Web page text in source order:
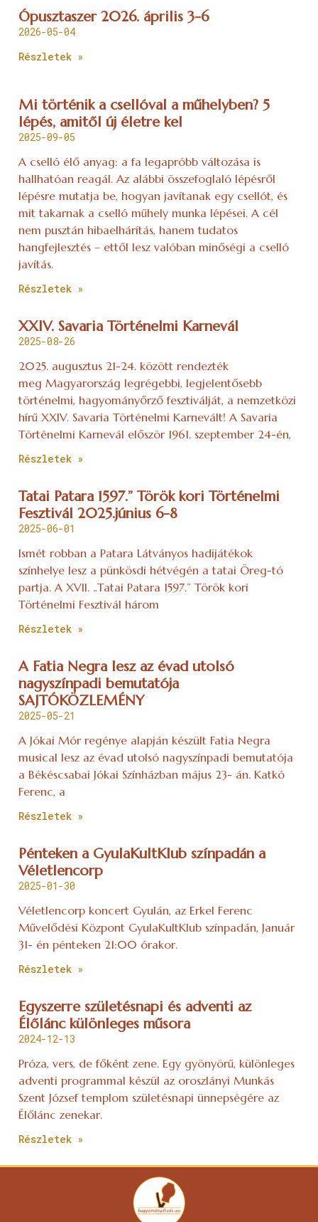
Ópusztaszer 2026. április 3-6
2026-05-04
Részletek »
Mi történik a csellóval a műhelyben? 5
lépés, amitől új életre kel
2025-09-05
A cselló élő anyag: a fa legapróbb változása is
hallhatóan reagál. Az alábbi összefoglaló lépésről
lépésre mutatja be, hogyan javítanak egy csellót, és
mit takarnak a cselló műhely munka lépései. A cél
nem pusztán hibaelhárítás, hanem tudatos
hangfejlesztés – ettől lesz valóban minőségi a cselló
javítás.
Részletek »
XXIV. Savaria Történelmi Karnevál
2025-08-26
2025. augusztus 21-24. között rendezték
meg Magyarország legrégebbi, legjelentősebb
történelmi, hagyományőrző fesztiválját, a nemzetközi
hírű XXIV. Savaria Történelmi Karnevált! A Savaria
Történelmi Karnevál először 1961. szeptember 24-én,
Részletek »
Tatai Patara 1597.” Török kori Történelmi
Fesztivál 2025.június 6-8
2025-06-01
Ismét robban a Patara Látványos hadijátékok
színhelye lesz a pünkösdi hétvégén a tatai Öreg-tó
partja. A XVII. „Tatai Patara 1597.” Török kori
Történelmi Fesztivál három
Részletek »
A Fatia Negra lesz az évad utolsó
nagyszínpadi bemutatója
SAJTÓKÖZLEMÉNY
2025-05-21
A Jókai Mór regénye alapján készült Fatia Negra
musical lesz az évad utolsó nagyszínpadi bemutatója
a Békéscsabai Jókai Színházban május 23- án. Katkó
Ferenc, a
Részletek »
Pénteken a GyulaKultKlub színpadán a
Véletlencorp
2025-01-30
Véletlencorp koncert Gyulán, az Erkel Ferenc
Művelődési Központ GyulaKultKlub színpadán, Január
31- én pénteken 21:00 órakor.
Részletek »
Egyszerre születésnapi és adventi az
Élőlánc különleges műsora
2024-12-13
Próza, vers, de főként zene. Egy gyönyörű, különleges
adventi programmal készül az oroszlányi Munkás
Szent József templom születésnapi ünnepségére az
Élőlánc zenekar.
Részletek »